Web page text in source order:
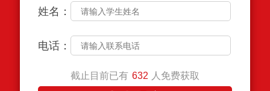
姓名：
电话：
截止目前已有 632 人免费获取